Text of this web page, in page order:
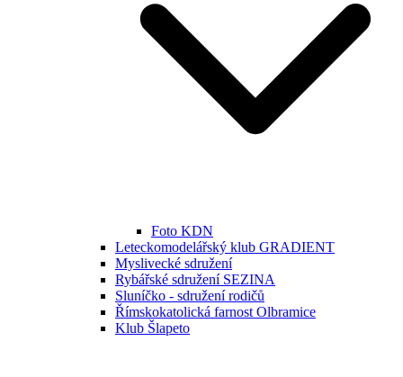
Foto KDN
Leteckomodelářský klub GRADIENT
Myslivecké sdružení
Rybářské sdružení SEZINA
Sluníčko - sdružení rodičů
Římskokatolická farnost Olbramice
Klub Šlapeto